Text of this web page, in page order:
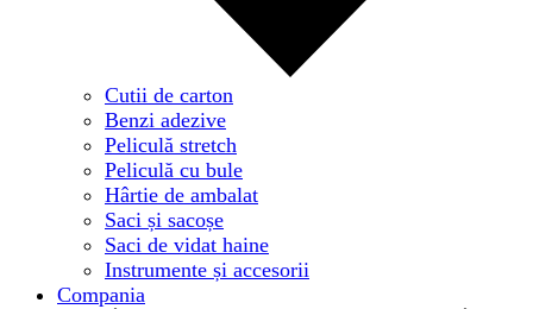
Cutii de carton
Benzi adezive
Peliculă stretch
Peliculă cu bule
Hârtie de ambalat
Saci și sacoșe
Saci de vidat haine
Instrumente și accesorii
Compania